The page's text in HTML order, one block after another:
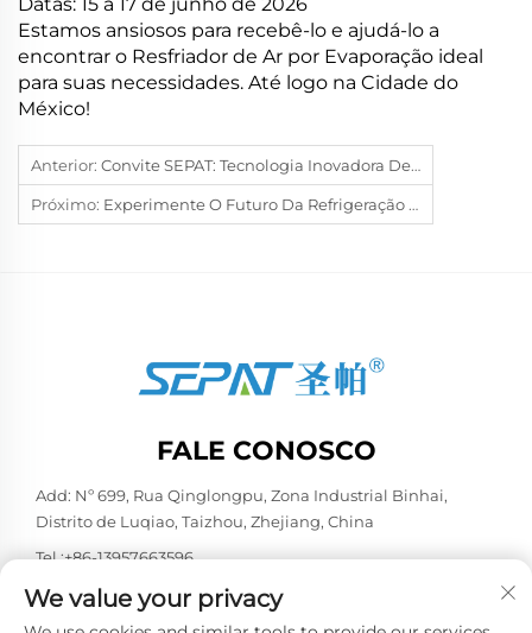
Estamos ansiosos para recebê-lo e ajudá-lo a
encontrar o Resfriador de Ar por Evaporação ideal
para suas necessidades. Até logo na Cidade do
México!
Anterior: Convite SEPAT: Tecnologia Inovadora De Resfriador De Ar Por Evaporação Na MEGA SHOW Bangcoc 2026
Próximo: Experimente O Futuro Da Refrigeração Sustentável: A SEPAT® Convida Você Para O Estande 202 Para Conhecer As Mais Recentes Inovações Em Resfriadores Evaporativos De Ar
FALE CONOSCO
Add: Nº 699, Rua Qinglongpu, Zona Industrial Binhai,
Distrito de Luqiao, Taizhou, Zhejiang, China
Tel.:+86-13957663596
E-mail:[email protected]
We value your privacy